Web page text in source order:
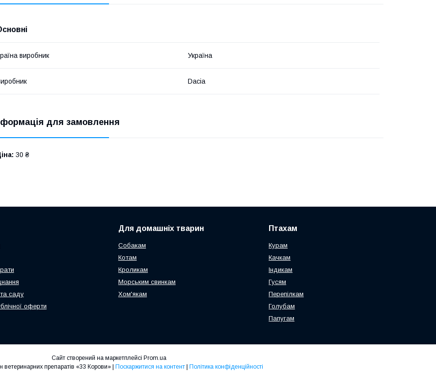
виробник Україна
Dacia
для замовлення
30 ₴
саду
оферти
Для домашніх тварин
Собакам
Котам
Кроликам
Морським свинкам
Хом'якам
Птахам
Курам
Качкам
Індикам
Гусям
Перепілкам
Голубам
Папугам
Сайт створений на маркетплейсі Prom.ua
Інтернет-магазин ветеринарних препаратів «33 Корови» | Поскаржитися на контент | Політика конфіденційності